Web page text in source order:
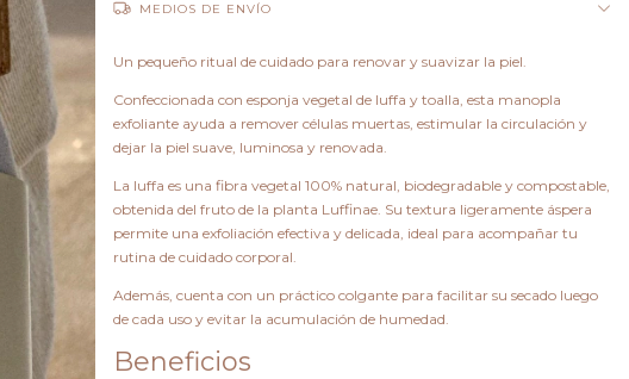
MEDIOS DE ENVÍO
Un pequeño ritual de cuidado para renovar y suavizar la piel.
Confeccionada con esponja vegetal de luffa y toalla, esta manopla
exfoliante ayuda a remover células muertas, estimular la circulación y
dejar la piel suave, luminosa y renovada.
La luffa es una fibra vegetal 100% natural, biodegradable y compostable,
obtenida del fruto de la planta Luffinae. Su textura ligeramente áspera
permite una exfoliación efectiva y delicada, ideal para acompañar tu
rutina de cuidado corporal.
Además, cuenta con un práctico colgante para facilitar su secado luego
de cada uso y evitar la acumulación de humedad.
Beneficios